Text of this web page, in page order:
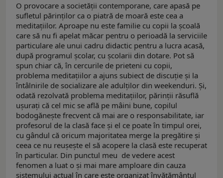
O provocare a societății contemporane, care apasă pe
sufletul părinților ca o piatră de moară este cea a
meditațiilor. Aproape nu este familie cu copii la școală
care să nu fi apelat măcar pentru o perioadă la serviciile
particulare ale unui cadru didactic pentru a lucra acasă,
după programul școlar, cu școlarii din dotare. Pot să
spun chiar că, în cercurile de prieteni cu copii,
problema meditațiilor a ajuns subiect de discuție și la
întâlnirile de socializare ale adulților din weekenduri. Și,
odată rezolvată problema meditațiilor, părinții răsuflă
ușurați că cel mic se află pe mâini bune, copilul
bodogănește frecvent că mai are o responsabilitate, iar
profesorul de la clasă face și el ce poate în timpul orei,
cu gândul că oricum majoritatea merge la pregătire și
ceea ce nu reușește el să acopere la clasă este recuperat
în particular. Din punctul meu de vedere acest
fenomen a luat o și mai mare amploare din cauza
sistemului actual în care este organizat învățământul